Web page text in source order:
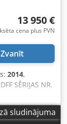
13 950 €
cena plus PVN
Zvanīt
2014,
SĒRIJAS NR.
Akszl S
SPIEDIENS
KOPĒJĀS)
sludinājuma